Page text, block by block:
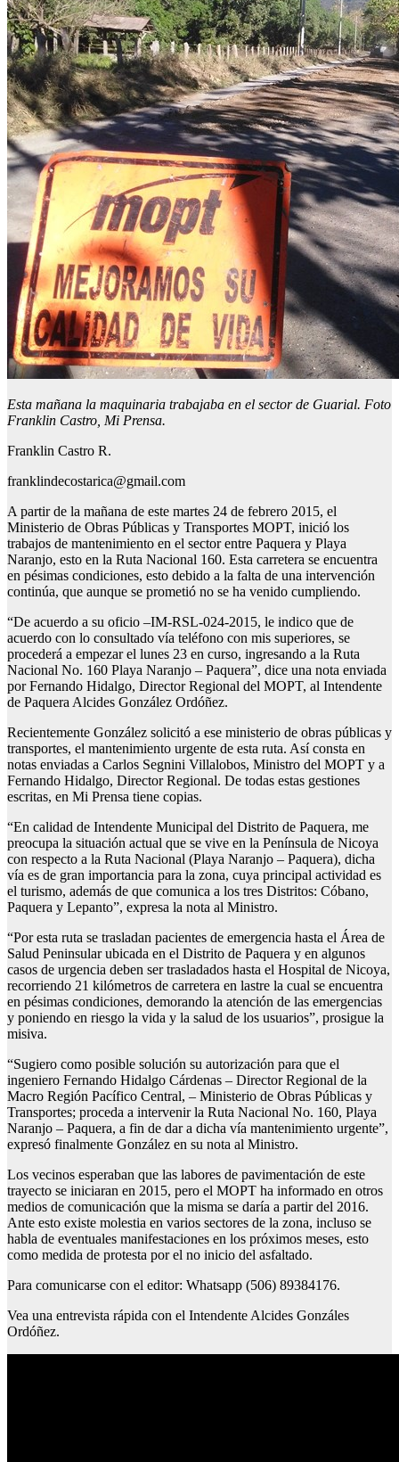
Esta mañana la maquinaria trabajaba en el sector de Guarial. Foto
Franklin Castro, Mi Prensa.
Franklin Castro R.
franklindecostarica@gmail.com
A partir de la mañana de este martes 24 de febrero 2015, el
Ministerio de Obras Públicas y Transportes MOPT, inició los
trabajos de mantenimiento en el sector entre Paquera y Playa
Naranjo, esto en la Ruta Nacional 160. Esta carretera se encuentra
en pésimas condiciones, esto debido a la falta de una intervención
continúa, que aunque se prometió no se ha venido cumpliendo.
“De acuerdo a su oficio –IM-RSL-024-2015, le indico que de
acuerdo con lo consultado vía teléfono con mis superiores, se
procederá a empezar el lunes 23 en curso, ingresando a la Ruta
Nacional No. 160 Playa Naranjo – Paquera”, dice una nota enviada
por Fernando Hidalgo, Director Regional del MOPT, al Intendente
de Paquera Alcides González Ordóñez.
Recientemente González solicitó a ese ministerio de obras públicas y
transportes, el mantenimiento urgente de esta ruta. Así consta en
notas enviadas a Carlos Segnini Villalobos, Ministro del MOPT y a
Fernando Hidalgo, Director Regional. De todas estas gestiones
escritas, en Mi Prensa tiene copias.
“En calidad de Intendente Municipal del Distrito de Paquera, me
preocupa la situación actual que se vive en la Península de Nicoya
con respecto a la Ruta Nacional (Playa Naranjo – Paquera), dicha
vía es de gran importancia para la zona, cuya principal actividad es
el turismo, además de que comunica a los tres Distritos: Cóbano,
Paquera y Lepanto”, expresa la nota al Ministro.
“Por esta ruta se trasladan pacientes de emergencia hasta el Área de
Salud Peninsular ubicada en el Distrito de Paquera y en algunos
casos de urgencia deben ser trasladados hasta el Hospital de Nicoya,
recorriendo 21 kilómetros de carretera en lastre la cual se encuentra
en pésimas condiciones, demorando la atención de las emergencias
y poniendo en riesgo la vida y la salud de los usuarios”, prosigue la
misiva.
“Sugiero como posible solución su autorización para que el
ingeniero Fernando Hidalgo Cárdenas – Director Regional de la
Macro Región Pacífico Central, – Ministerio de Obras Públicas y
Transportes; proceda a intervenir la Ruta Nacional No. 160, Playa
Naranjo – Paquera, a fin de dar a dicha vía mantenimiento urgente”,
expresó finalmente González en su nota al Ministro.
Los vecinos esperaban que las labores de pavimentación de este
trayecto se iniciaran en 2015, pero el MOPT ha informado en otros
medios de comunicación que la misma se daría a partir del 2016.
Ante esto existe molestia en varios sectores de la zona, incluso se
habla de eventuales manifestaciones en los próximos meses, esto
como medida de protesta por el no inicio del asfaltado.
Para comunicarse con el editor: Whatsapp (506) 89384176.
Vea una entrevista rápida con el Intendente Alcides Gonzáles
Ordóñez.